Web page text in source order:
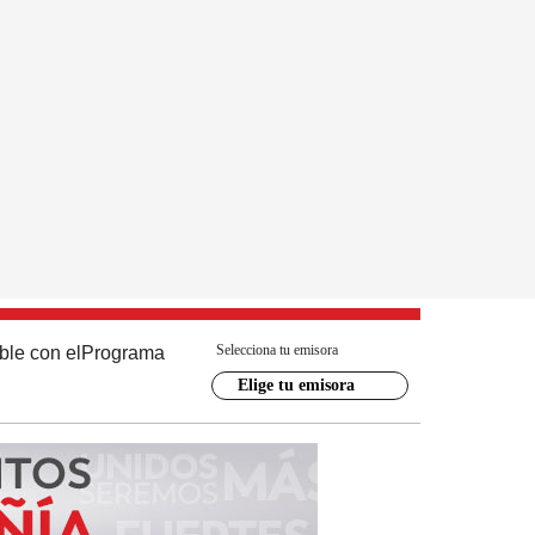
con el Programa Selecciona tu emisora
Elige tu emisora